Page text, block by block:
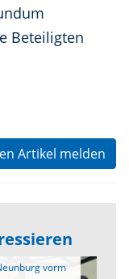
Beteiligten
Artikel melden